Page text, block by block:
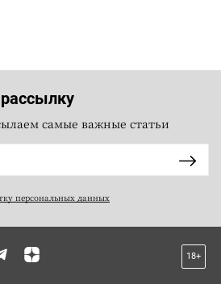
самые важные статьи
персональных данных
18+